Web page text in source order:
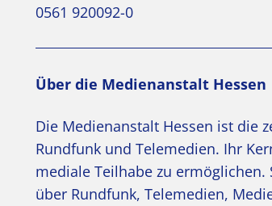
0561 920092-0
Über die Medienanstalt Hessen
Die Medienanstalt Hessen ist die
Rundfunk und Telemedien. Ihr
mediale Teilhabe zu
über Rundfunk, Telemedien,